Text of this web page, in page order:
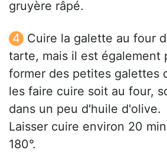
gruyère râpé.
Cuire la galette au four
tarte, mais il est également
former des petites galettes
les faire cuire soit au four,
dans un peu d'huile d'olive.
Laisser cuire environ 20
180°.